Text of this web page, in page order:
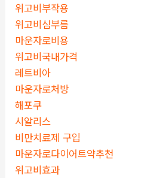
위고비부작용
위고비심부름
마운자로비용
위고비국내가격
레트비아
마운자로처방
해포쿠
시알리스
비만치료제 구입
마운자로다이어트약추천
위고비효과